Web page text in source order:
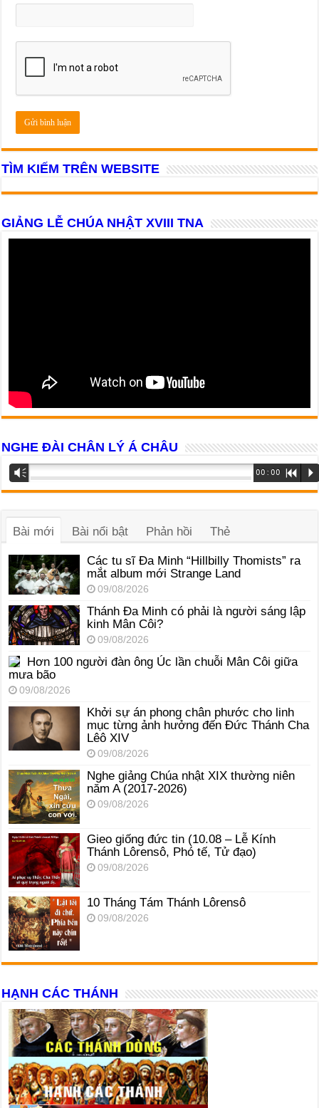
TÌM KIẾM TRÊN WEBSITE
GIẢNG LỄ CHÚA NHẬT XVIII TNA
NGHE ĐÀI CHÂN LÝ Á CHÂU
Trình
phát
âm
Vm 00:00 R P
Bài mới Bài nổi bật Phản hồi Thẻ
Các tu sĩ Đa Minh “Hillbilly Thomists” ra
mắt album mới Strange Land
09/08/2026
Thánh Đa Minh có phải là người sáng lập
kinh Mân Côi?
09/08/2026
Hơn 100 người đàn ông Úc lần chuỗi Mân Côi giữa
mưa bão
09/08/2026
Khởi sự án phong chân phước cho linh
mục từng ảnh hưởng đến Đức Thánh Cha
Lêô XIV
09/08/2026
Nghe giảng Chúa nhật XIX thường niên
năm A (2017-2026)
09/08/2026
Gieo giống đức tin (10.08 – Lễ Kính
Thánh Lôrensô, Phó tế, Tử đạo)
09/08/2026
10 Tháng Tám Thánh Lôrensô
09/08/2026
HẠNH CÁC THÁNH